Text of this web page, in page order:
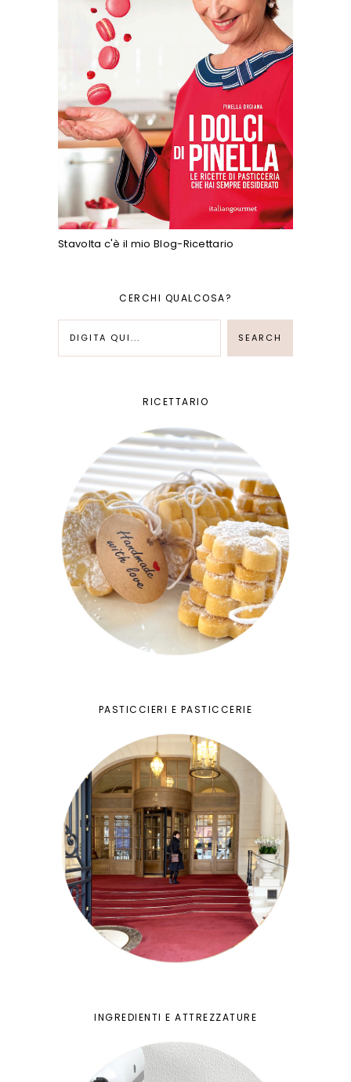
Stavolta c'è il mio Blog-Ricettario
CERCHI QUALCOSA?
RICETTARIO
PASTICCIERI E PASTICCERIE
INGREDIENTI E ATTREZZATURE